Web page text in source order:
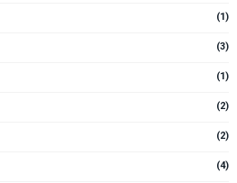
(1)
(3)
(1)
(2)
(2)
(4)